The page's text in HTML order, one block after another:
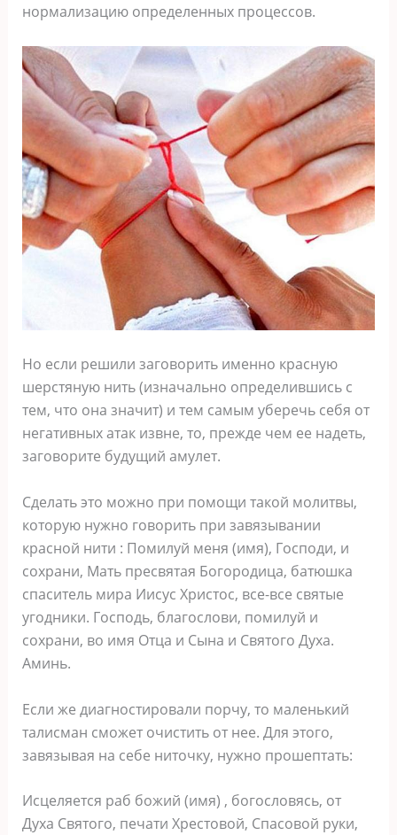
нормализацию определенных процессов.
Но если решили заговорить именно красную
шерстяную нить (изначально определившись с
тем, что она значит) и тем самым уберечь себя от
негативных атак извне, то, прежде чем ее надеть,
заговорите будущий амулет.
Сделать это можно при помощи такой молитвы,
которую нужно говорить при завязывании
красной нити : Помилуй меня (имя), Господи, и
сохрани, Мать пресвятая Богородица, батюшка
спаситель мира Иисус Христос, все-все святые
угодники. Господь, благослови, помилуй и
сохрани, во имя Отца и Сына и Святого Духа.
Аминь.
Если же диагностировали порчу, то маленький
талисман сможет очистить от нее. Для этого,
завязывая на себе ниточку, нужно прошептать:
Исцеляется раб божий (имя) , богословясь, от
Духа Святого, печати Хрестовой, Спасовой руки,